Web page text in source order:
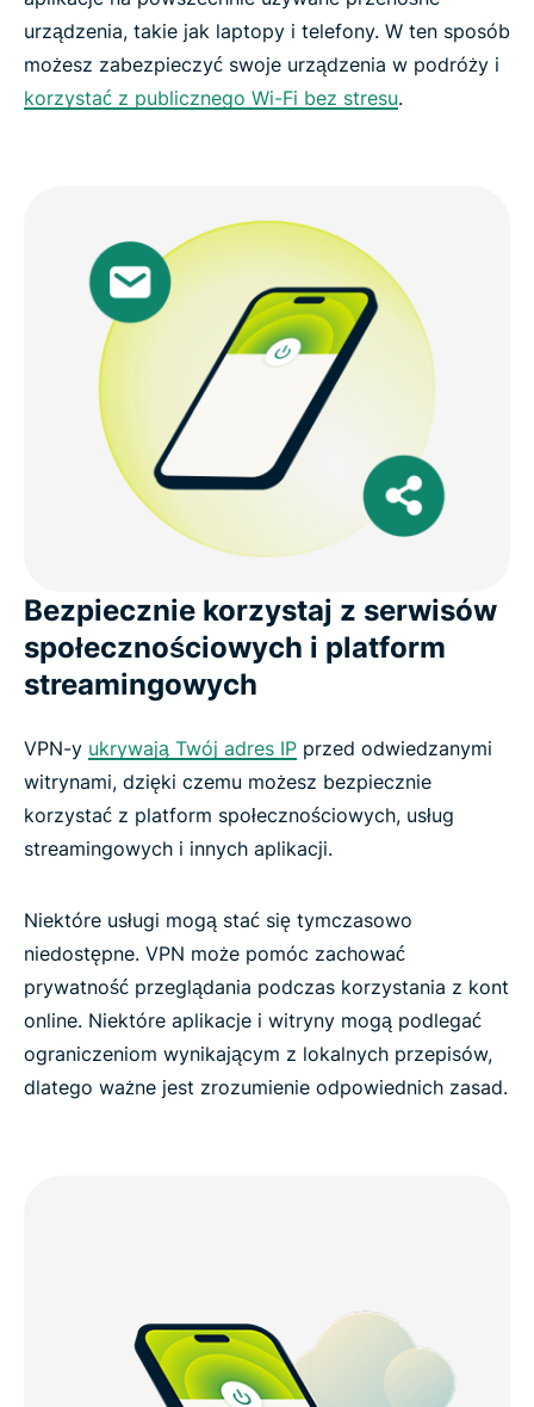
Frequently asked questions about Pakistan VPNs
urządzenia, takie jak laptopy i telefony. W ten sposób
możesz zabezpieczyć swoje urządzenia w podróży i
korzystać z publicznego Wi-Fi bez stresu.
Bezpiecznie korzystaj z serwisów
społecznościowych i platform
streamingowych
VPN-y ukrywają Twój adres IP przed odwiedzanymi
witrynami, dzięki czemu możesz bezpiecznie
korzystać z platform społecznościowych, usług
streamingowych i innych aplikacji.
Niektóre usługi mogą stać się tymczasowo
niedostępne. VPN może pomóc zachować
prywatność przeglądania podczas korzystania z kont
online. Niektóre aplikacje i witryny mogą podlegać
ograniczeniom wynikającym z lokalnych przepisów,
dlatego ważne jest zrozumienie odpowiednich zasad.